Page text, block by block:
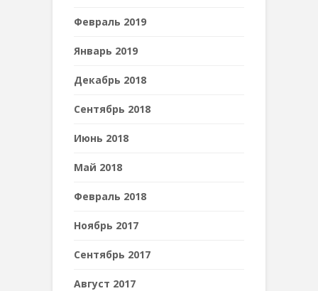
Февраль 2019
Январь 2019
Декабрь 2018
Сентябрь 2018
Июнь 2018
Май 2018
Февраль 2018
Ноябрь 2017
Сентябрь 2017
Август 2017